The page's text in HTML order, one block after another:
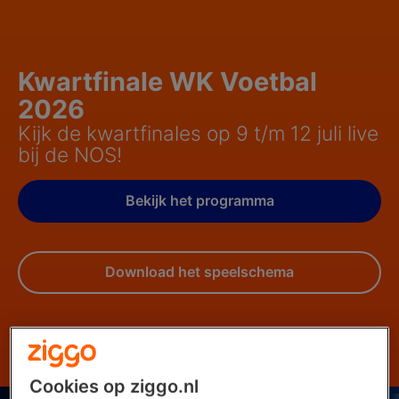
Kwartfinale WK Voetbal
2026
Kijk de kwartfinales op 9 t/m 12 juli live
bij de NOS!
Bekijk het programma
Download het speelschema
Cookies op ziggo.nl